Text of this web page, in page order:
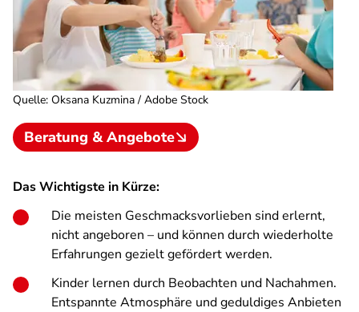
Quelle: Oksana Kuzmina / Adobe Stock
Beratung & Angebote
Das Wichtigste in Kürze:
Die meisten Geschmacksvorlieben sind erlernt,
nicht angeboren – und können durch wiederholte
Erfahrungen gezielt gefördert werden.
Kinder lernen durch Beobachten und Nachahmen.
Entspannte Atmosphäre und geduldiges Anbieten